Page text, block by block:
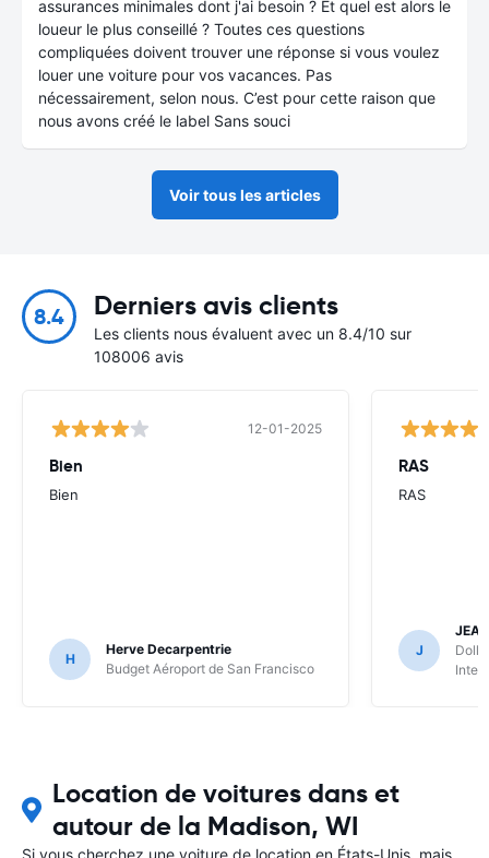
assurances minimales dont j'ai besoin ? Et quel est alors le
loueur le plus conseillé ? Toutes ces questions
compliquées doivent trouver une réponse si vous voulez
louer une voiture pour vos vacances. Pas
nécessairement, selon nous. C’est pour cette raison que
nous avons créé le label Sans souci
Voir tous les articles
8.4 Derniers avis clients
Les clients nous évaluent avec un 8.4/10 sur
108006 avis
12-01-2025
Bien
Bien
H
Herve Decarpentrie
Budget Aéroport de San Francisco
RAS
RAS
J
Location de voitures dans et
autour de la Madison, WI
Si vous cherchez une voiture de location en États-Unis, mais